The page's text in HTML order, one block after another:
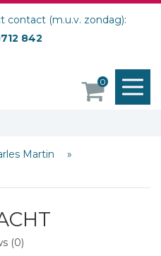
contact (m.u.v. zondag):
842
0
Martin
(0)